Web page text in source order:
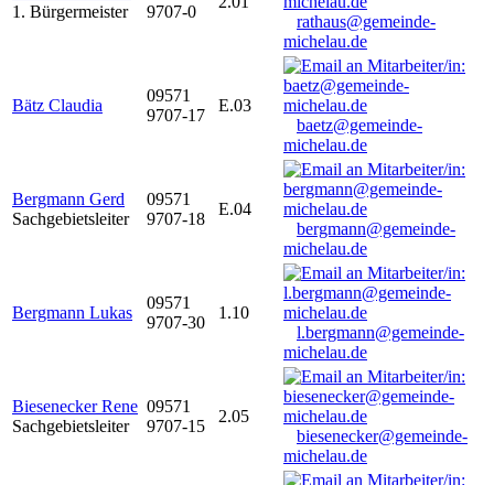
1. Bürgermeister
9707-0
rathaus@gemeinde-
michelau.de
Bätz Claudia
09571
9707-17
E.03
baetz@gemeinde-
michelau.de
Bergmann Gerd
Sachgebietsleiter
09571
9707-18
E.04
bergmann@gemeinde-
michelau.de
Bergmann Lukas
09571
9707-30
1.10
l.bergmann@gemeinde-
michelau.de
Biesenecker Rene
Sachgebietsleiter
09571
9707-15
2.05
biesenecker@gemeinde-
michelau.de